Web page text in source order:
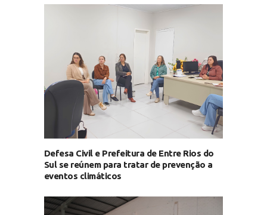
Defesa Civil e Prefeitura de Entre Rios do
Sul se reúnem para tratar de prevenção a
eventos climáticos